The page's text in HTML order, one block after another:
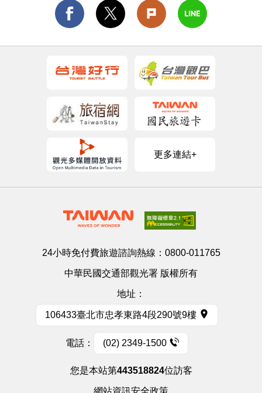
更多連結+
24小時免付費旅遊諮詢熱線： 0800-011765
中華民國交通部觀光署 版權所有
地址：
106433臺北市忠孝東路4段290號9樓
電話： (02) 2349-1500
您是本站第443518824位訪客
網站資訊安全政策